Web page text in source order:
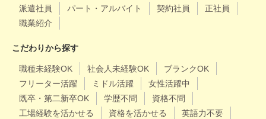
派遣社員 パート・アルバイト 契約社員
正社員
職業紹介
こだわりから探す
職種未経験OK 社会人未経験OK
ブランクOK
フリーター活躍
ミドル活躍
女性活躍中
既卒・第二新卒OK
学歴不問
資格不問
工場経験を活かせる
資格を活かせる
英語力不要